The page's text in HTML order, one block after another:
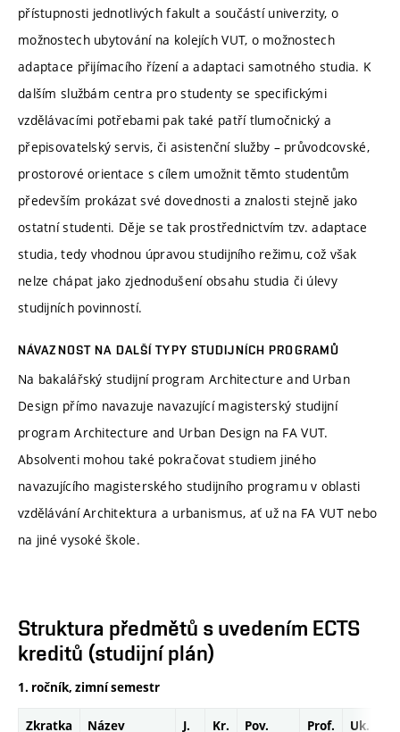
přístupnosti jednotlivých fakult a součástí univerzity, o
možnostech ubytování na kolejích VUT, o možnostech
adaptace přijímacího řízení a adaptaci samotného studia. K
dalším službám centra pro studenty se specifickými
vzdělávacími potřebami pak také patří tlumočnický a
přepisovatelský servis, či asistenční služby – průvodcovské,
prostorové orientace s cílem umožnit těmto studentům
především prokázat své dovednosti a znalosti stejně jako
ostatní studenti. Děje se tak prostřednictvím tzv. adaptace
studia, tedy vhodnou úpravou studijního režimu, což však
nelze chápat jako zjednodušení obsahu studia či úlevy
studijních povinností.
NÁVAZNOST NA DALŠÍ TYPY STUDIJNÍCH PROGRAMŮ
Na bakalářský studijní program Architecture and Urban
Design přímo navazuje navazující magisterský studijní
program Architecture and Urban Design na FA VUT.
Absolventi mohou také pokračovat studiem jiného
navazujícího magisterského studijního programu v oblasti
vzdělávání Architektura a urbanismus, ať už na FA VUT nebo
na jiné vysoké škole.
Struktura předmětů s uvedením ECTS
kreditů (studijní plán)
1. ročník, zimní semestr
Zkratka Název J. Kr. Pov. Prof. Uk.